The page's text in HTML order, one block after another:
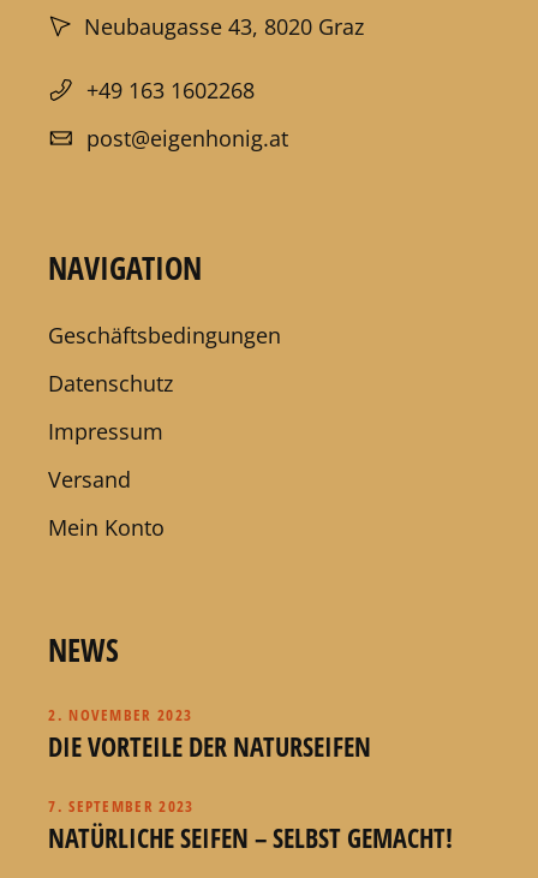
Neubaugasse 43, 8020 Graz
+49 163 1602268
post@eigenhonig.at
NAVIGATION
Geschäftsbedingungen
Datenschutz
Impressum
Versand
Mein Konto
NEWS
2. NOVEMBER 2023
DIE VORTEILE DER NATURSEIFEN
7. SEPTEMBER 2023
NATÜRLICHE SEIFEN – SELBST GEMACHT!